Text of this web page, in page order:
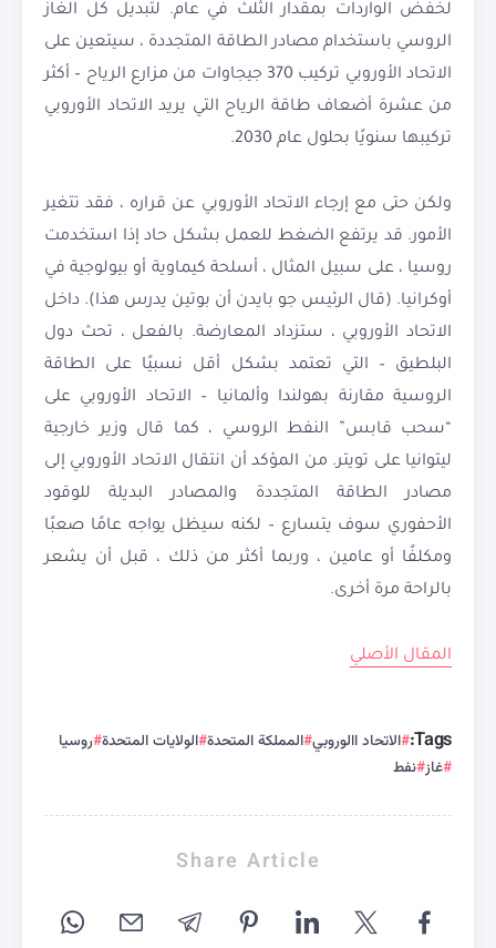
لخفض الواردات بمقدار الثلث في عام. لتبديل كل الغاز
الروسي باستخدام مصادر الطاقة المتجددة ، سيتعين على
الاتحاد الأوروبي تركيب 370 جيجاوات من مزارع الرياح – أكثر
من عشرة أضعاف طاقة الرياح التي يريد الاتحاد الأوروبي
تركيبها سنويًا بحلول عام 2030.
ولكن حتى مع إرجاء الاتحاد الأوروبي عن قراره ، فقد تتغير
الأمور. قد يرتفع الضغط للعمل بشكل حاد إذا استخدمت
روسيا ، على سبيل المثال ، أسلحة كيماوية أو بيولوجية في
أوكرانيا. (قال الرئيس جو بايدن أن بوتين يدرس هذا). داخل
الاتحاد الأوروبي ، ستزداد المعارضة. بالفعل ، تحث دول
البلطيق – التي تعتمد بشكل أقل نسبيًا على الطاقة
الروسية مقارنة بهولندا وألمانيا – الاتحاد الأوروبي على
“سحب قابس” النفط الروسي ، كما قال وزير خارجية
ليتوانيا على تويتر. من المؤكد أن انتقال الاتحاد الأوروبي إلى
مصادر الطاقة المتجددة والمصادر البديلة للوقود
الأحفوري سوف يتسارع – لكنه سيظل يواجه عامًا صعبًا
ومكلفًا أو عامين ، وربما أكثر من ذلك ، قبل أن يشعر
بالراحة مرة أخرى.
المقال الأصلي
Tags: الاتحاد االوروبي المملكة المتحدة الولايات المتحدة روسيا
غاز نفط
Share Article